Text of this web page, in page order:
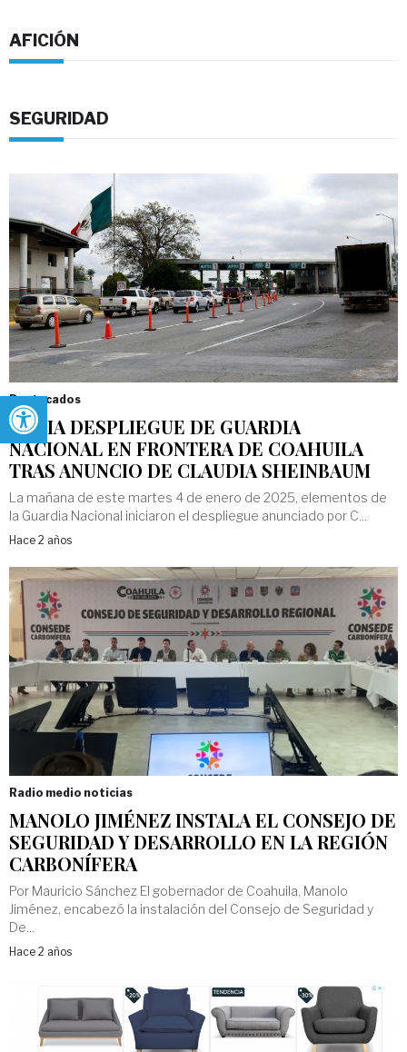
Abrir barra de herramientas
AFICIÓN
SEGURIDAD
Destacados
INICIA DESPLIEGUE DE GUARDIA
NACIONAL EN FRONTERA DE COAHUILA
TRAS ANUNCIO DE CLAUDIA SHEINBAUM
La mañana de este martes 4 de enero de 2025, elementos de
la Guardia Nacional iniciaron el despliegue anunciado por C...
Hace 2 años
Radio medio noticias
MANOLO JIMÉNEZ INSTALA EL CONSEJO DE
SEGURIDAD Y DESARROLLO EN LA REGIÓN
CARBONÍFERA
Por Mauricio Sánchez El gobernador de Coahuila, Manolo
Jiménez, encabezó la instalación del Consejo de Seguridad y
De...
Hace 2 años